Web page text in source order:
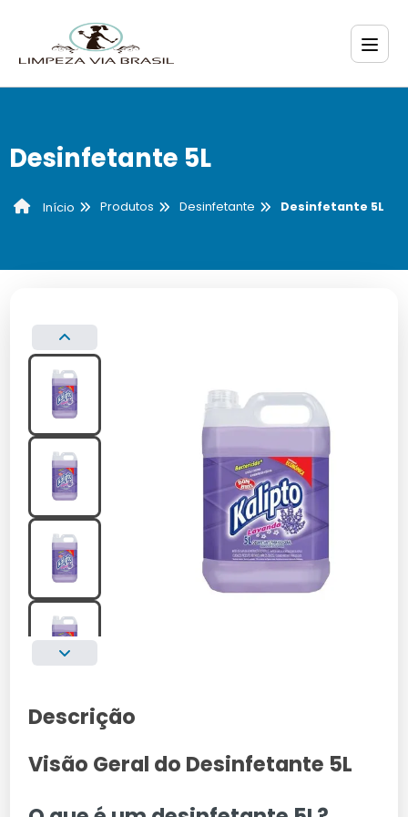
Desinfetante 5L
Início Produtos Desinfetante Desinfetante 5L
Descrição
Visão Geral do Desinfetante 5L